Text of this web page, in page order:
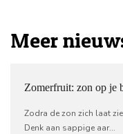
Meer
Zomerfruit: zon op je
Zodra de zon zich laat
Denk aan sappige aar...